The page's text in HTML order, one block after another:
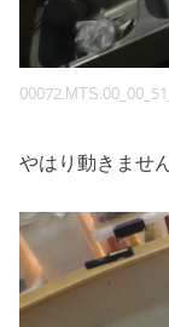
やはり動きません